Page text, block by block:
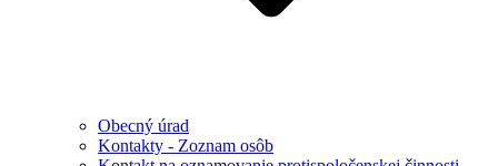
Obecný úrad
Kontakty - Zoznam osôb